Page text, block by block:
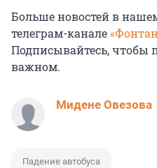
Больше новостей в
телеграм-канале
Подписывайтесь, чтобы
важном.
Мидене Овезова
Падение автобуса